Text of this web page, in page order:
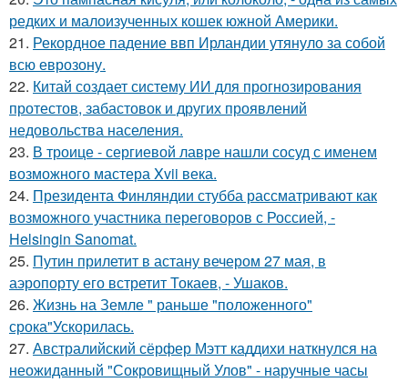
редких и малоизученных кошек южной Америки.
21. Рекордное падение ввп Ирландии утянуло за собой
всю еврозону.
22. Китай создает систему ИИ для прогнозирования
протестов, забастовок и других проявлений
недовольства населения.
23. В троице - сергиевой лавре нашли сосуд с именем
возможного мастера Xvii века.
24. Президента Финляндии стубба рассматривают как
возможного участника переговоров с Россией, -
Helsingin Sanomat.
25. Путин прилетит в астану вечером 27 мая, в
аэропорту его встретит Токаев, - Ушаков.
26. Жизнь на Земле " раньше "положенного"
срока"Ускорилась.
27. Австралийский сёрфер Мэтт каддихи наткнулся на
неожиданный "Сокровищный Улов" - наручные часы